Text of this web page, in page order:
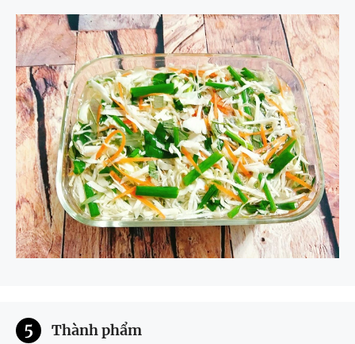
5 Thành phẩm